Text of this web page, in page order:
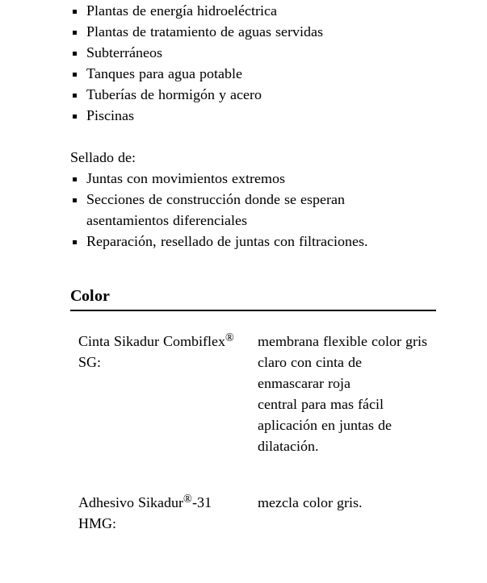
Plantas de energía hidroeléctrica
Plantas de tratamiento de aguas servidas
Subterráneos
Tanques para agua potable
Tuberías de hormigón y acero
Piscinas
Sellado de:
Juntas con movimientos extremos
Secciones de construcción donde se esperan
asentamientos diferenciales
Reparación, resellado de juntas con filtraciones.
Color
Cinta Sikadur Combiflex®
SG:
membrana flexible color gris
claro con cinta de
enmascarar roja
central para mas fácil
aplicación en juntas de
dilatación.
Adhesivo Sikadur®-31
HMG:
mezcla color gris.